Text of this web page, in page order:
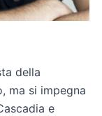
della
ma si impegna
e